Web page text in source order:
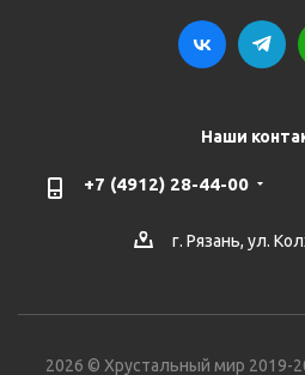
Наши
+7 (4912) 28-44-00
г. Рязань, ул.
2026 © Хрустальный мир 2019-